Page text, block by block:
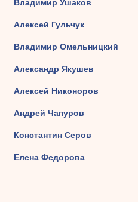
Владимир Ушаков
Алексей Гульчук
Владимир Омельницкий
Александр Якушев
Алексей Никоноров
Андрей Чапуров
Константин Серов
Елена Федорова